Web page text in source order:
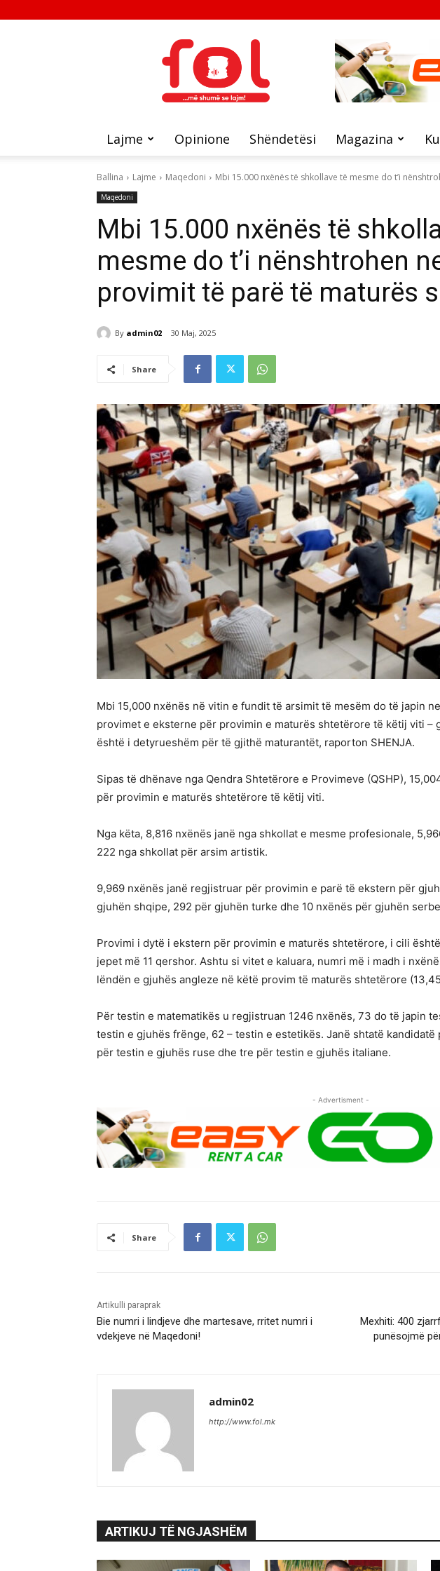
FOL
Lajme Opinione Shëndetësi Magazina
Ballina Lajme Maqedoni Mbi 15.000 nxënës të shkollave të mesme do t’i
Maqedoni
Mbi 15.000 nxënës të
mesme do t’i nënshtrohen
provimit të parë të maturës
By admin02 30 Maj, 2025
Share
Mbi 15,000 nxënës në vitin e fundit të arsimit të mesëm do të japin
provimet e eksterne për provimin e maturës shtetërore të këtij viti –
është i detyrueshëm për të gjithë maturantët, raporton SHENJA.
Sipas të dhënave nga Qendra Shtetërore e Provimeve (QSHP),
për provimin e maturës shtetërore të këtij viti.
Nga këta, 8,816 nxënës janë nga shkollat ​​e mesme profesionale,
222 nga shkollat ​​për arsim artistik.
9,969 nxënës janë regjistruar për provimin e parë të ekstern për
gjuhën shqipe, 292 për gjuhën turke dhe 10 nxënës për gjuhën
Provimi i dytë i ekstern për provimin e maturës shtetërore, i cili
jepet më 11 qershor. Ashtu si vitet e kaluara, numri më i madh i
lëndën e gjuhës angleze në këtë provim të maturës shtetërore
Për testin e matematikës u regjistruan 1246 nxënës, 73 do të japin
testin e gjuhës frënge, 62 – testin e estetikës. Janë shtatë
për testin e gjuhës ruse dhe tre për testin e gjuhës italiane.
- Advertisment -
Share
Artikulli paraprak
Bie numri i lindjeve dhe martesave, rritet numri i
vdekjeve në Maqedoni!
Mexhiti: 400
punësojmë
admin02
http://www.fol.mk
ARTIKUJ TË NGJASHËM